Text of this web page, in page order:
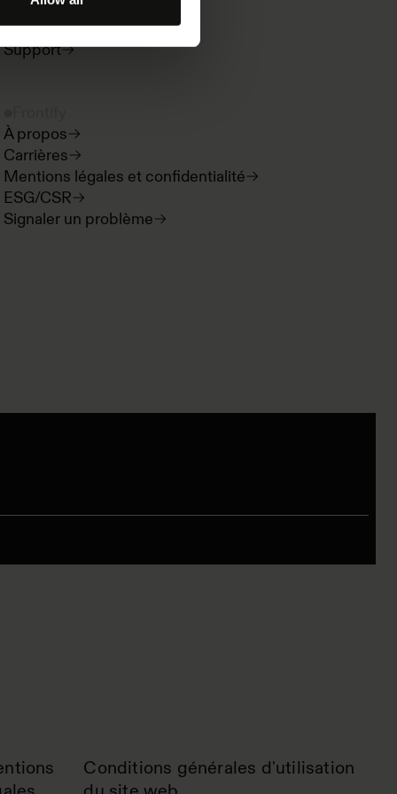
Nouveautés produit
Espace développeur
Support
À propos
Carrières
Mentions légales et confidentialité
ESG/CSR
Signaler un problème
Conditions générales d'utilisation